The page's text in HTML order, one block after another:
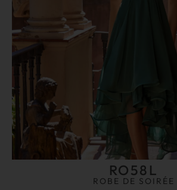
RO58L
ROBE DE SOIRÉE